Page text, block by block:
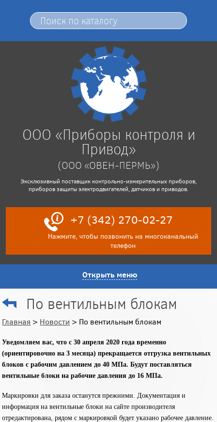
ООО «Приборы контроля и
Привод»
(ООО «ОВЕН-ПЕРМЬ»)
Эксклюзивный поставщик контрольно-измерительных приборов,
приборов защиты электродвигателей, датчиков и приводов.
+7 (342) 270-02-27
Нажмите, чтобы позвонить на многоканальный
телефон
Открыть меню
По вентильным блокам
Главная > Новости > По вентильным блокам
Уведомляем вас, что с 30 апреля 2020 года временно
(ориентировочно на 3 месяца) прекращается отгрузка вентильных
блоков с рабочим давлением до 40 МПа. Будут поставляться
вентильные блоки на рабочие давления до 16 МПа.
Маркировки для заказа останутся прежними. Документация и
информация на вентильные блоки на сайте производителя
отредактирована, рядом с маркировкой будет указано рабочее давление.